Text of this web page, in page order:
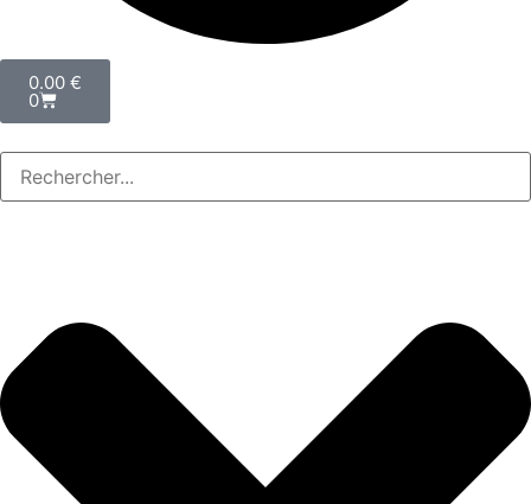
0.00 €
0